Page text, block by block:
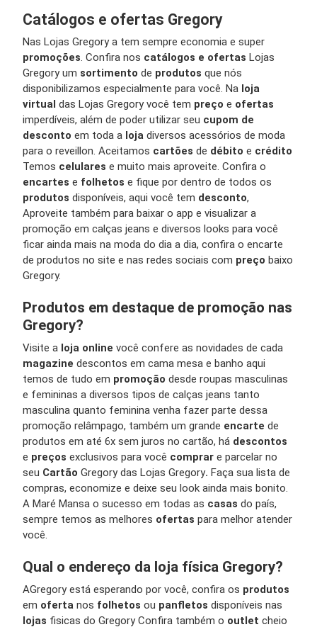
Catálogos e ofertas Gregory
Nas Lojas Gregory a tem sempre economia e super
promoções. Confira nos catálogos e ofertas Lojas
Gregory um sortimento de produtos que nós
disponibilizamos especialmente para você. Na loja
virtual das Lojas Gregory você tem preço e ofertas
imperdíveis, além de poder utilizar seu cupom de
desconto em toda a loja diversos acessórios de moda
para o reveillon. Aceitamos cartões de débito e crédito
Temos celulares e muito mais aproveite. Confira o
encartes e folhetos e fique por dentro de todos os
produtos disponíveis, aqui você tem desconto,
Aproveite também para baixar o app e visualizar a
promoção em calças jeans e diversos looks para você
ficar ainda mais na moda do dia a dia, confira o encarte
de produtos no site e nas redes sociais com preço baixo
Gregory.
Produtos em destaque de promoção nas
Gregory?
Visite a loja online você confere as novidades de cada
magazine descontos em cama mesa e banho aqui
temos de tudo em promoção desde roupas masculinas
e femininas a diversos tipos de calças jeans tanto
masculina quanto feminina venha fazer parte dessa
promoção relâmpago, também um grande encarte de
produtos em até 6x sem juros no cartão, há descontos
e preços exclusivos para você comprar e parcelar no
seu Cartão Gregory das Lojas Gregory. Faça sua lista de
compras, economize e deixe seu look ainda mais bonito.
A Maré Mansa o sucesso em todas as casas do país,
sempre temos as melhores ofertas para melhor atender
você.
Qual o endereço da loja física Gregory?
AGregory está esperando por você, confira os produtos
em oferta nos folhetos ou panfletos disponíveis nas
lojas fisicas do Gregory Confira também o outlet cheio